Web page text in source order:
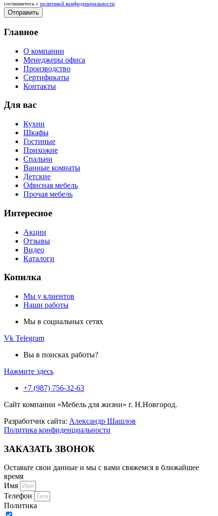
соглашаетесь c политикой конфиденциальности
Отправить
Главное
О компании
Менеджеры офиса
Производство
Сертификаты
Контакты
Для вас
Кухни
Шкафы
Гостиные
Прихожие
Спальни
Ванные комнаты
Детские
Офисная мебель
Прочая мебель
Интересное
Акции
Отзывы
Видео
Каталоги
Копилка
Мы у клиентов
Наши работы
Мы в социальных сетях
Vk Telegram
Вы в поисках работы?
Нажмите здесь
+7 (987) 756-32-63
Сайт компании «Мебель для жизни» г. Н.Новгород.
Разработчик сайта: Александр Шашлов
Политика конфиденциальности
ЗАКАЗАТЬ ЗВОНОК
Оставьте свои данные и мы с вами свяжемся в ближайшее
время
Имя
Телефон
Политика